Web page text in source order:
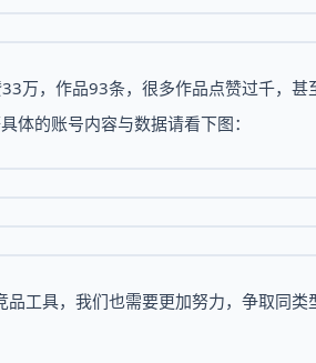
万，作品93条，很多作品点赞过千，甚
体的账号内容与数据请看下图：
工具，我们也需要更加努力，争取同类